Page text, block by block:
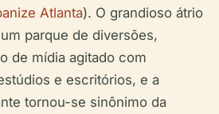
Atlanta). O grandioso átrio
parque de diversões,
de mídia agitado com
e escritórios, e a
tornou-se sinônimo da